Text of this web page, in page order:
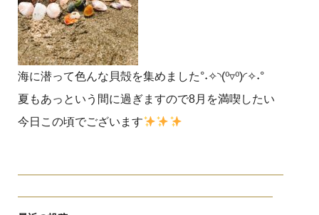
海に潜って色んな貝殻を集めました°˖✧◝(⁰▿⁰)◜✧˖°
夏もあっという間に過ぎますので8月を満喫したい
今日この頃でございます